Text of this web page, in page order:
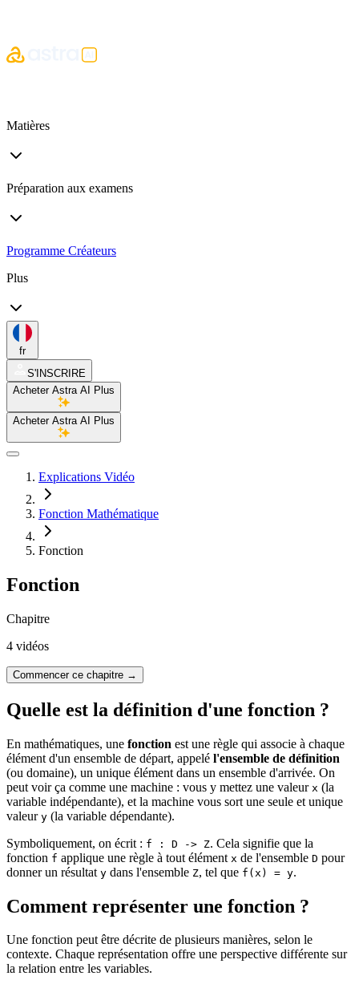
Matières
Préparation aux examens
Programme Créateurs
Plus
fr
S'INSCRIRE
Acheter Astra AI Plus
Acheter Astra AI Plus
Explications Vidéo
Fonction Mathématique
Fonction
Fonction
Chapitre
4 vidéos
Commencer ce chapitre →
Quelle est la définition d'une fonction ?
En mathématiques, une fonction est une règle qui associe à chaque
élément d'un ensemble de départ, appelé l'ensemble de définition
(ou domaine), un unique élément dans un ensemble d'arrivée. On
peut voir ça comme une machine : vous y mettez une valeur x (la
variable indépendante), et la machine vous sort une seule et unique
valeur y (la variable dépendante).
Symboliquement, on écrit : f : D -> Z. Cela signifie que la
fonction f applique une règle à tout élément x de l'ensemble D pour
donner un résultat y dans l'ensemble Z, tel que f(x) = y.
Comment représenter une fonction ?
Une fonction peut être décrite de plusieurs manières, selon le
contexte. Chaque représentation offre une perspective différente sur
la relation entre les variables.